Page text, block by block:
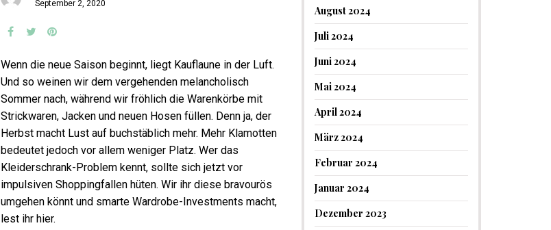
September 2, 2020
Wenn die neue Saison beginnt, liegt Kauflaune in der Luft.
Und so weinen wir dem vergehenden melancholisch
Sommer nach, während wir fröhlich die Warenkörbe mit
Strickwaren, Jacken und neuen Hosen füllen. Denn ja, der
Herbst macht Lust auf buchstäblich mehr. Mehr Klamotten
bedeutet jedoch vor allem weniger Platz. Wer das
Kleiderschrank-Problem kennt, sollte sich jetzt vor
impulsiven Shoppingfallen hüten. Wir ihr diese bravourös
umgehen könnt und smarte Wardrobe-Investments macht,
lest ihr hier.
August 2024
Juli 2024
Juni 2024
Mai 2024
April 2024
März 2024
Februar 2024
Januar 2024
Dezember 2023